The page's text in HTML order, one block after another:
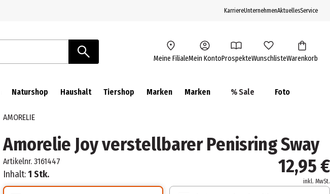
KarriereUnternehmenAktuellesService
Meine FilialeMein KontoProspekteWunschlisteWarenkorb
Naturshop Haushalt Tiershop Marken Marken % Sale Foto
AMORELIE
Amorelie Joy verstellbarer Penisring Sway
Artikelnr. 3161447
Inhalt:1 Stk. 12,95 €
inkl. MwSt.